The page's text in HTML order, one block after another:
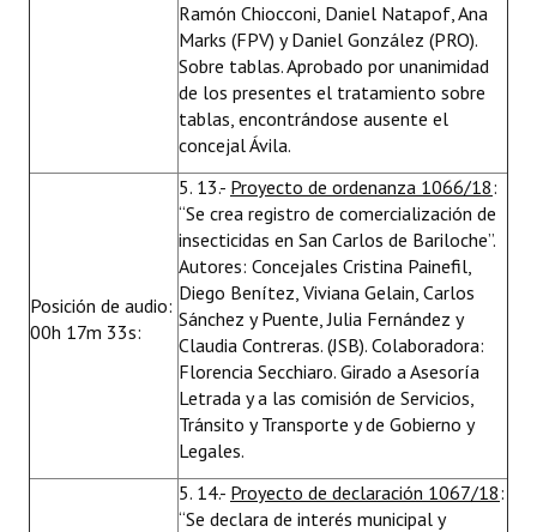
Ramón Chiocconi, Daniel Natapof, Ana
Marks (FPV) y Daniel González (PRO).
Sobre tablas. Aprobado por unanimidad
de los presentes el tratamiento sobre
tablas, encontrándose ausente el
concejal Ávila.
Posición de audio:
00h 17m 33s:
5. 13.- Proyecto de ordenanza 1066/18:
“Se crea registro de comercialización de
insecticidas en San Carlos de Bariloche”.
Autores: Concejales Cristina Painefil,
Diego Benítez, Viviana Gelain, Carlos
Sánchez y Puente, Julia Fernández y
Claudia Contreras. (JSB). Colaboradora:
Florencia Secchiaro. Girado a Asesoría
Letrada y a las comisión de Servicios,
Tránsito y Transporte y de Gobierno y
Legales.
5. 14.- Proyecto de declaración 1067/18:
“Se declara de interés municipal y